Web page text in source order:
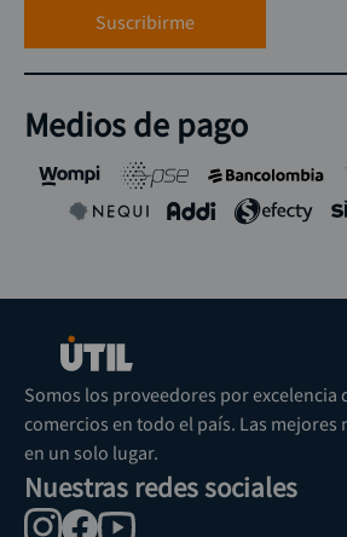
Suscribirme
Medios de pago
Somos los proveedores por excelencia
comercios en todo el país. Las mejores
en un solo lugar.
Nuestras redes sociales